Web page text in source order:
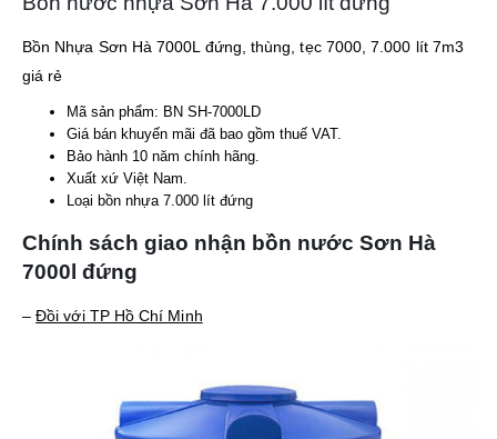
Bồn Nhựa Sơn Hà 7000L đứng, thùng, tẹc 7000, 7.000 lít 7m3
giá rẻ
Mã sản phẩm: BN SH-7000LD
Giá bán khuyến mãi đã bao gồm thuế VAT.
Bảo hành 10 năm chính hãng.
Xuất xứ Việt Nam.
Loại bồn nhựa 7.000 lít đứng
Chính sách giao nhận bồn nước Sơn Hà
7000l đứng
–Đồi với TP Hồ Chí Minh